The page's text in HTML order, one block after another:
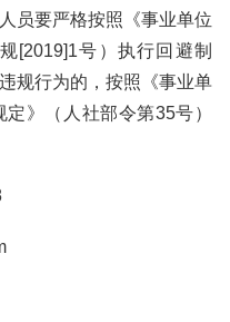
员要严格按照《事业单位
[2019]1号）执行回避制
规行为的，按照《事业单
》（人社部令第35号）